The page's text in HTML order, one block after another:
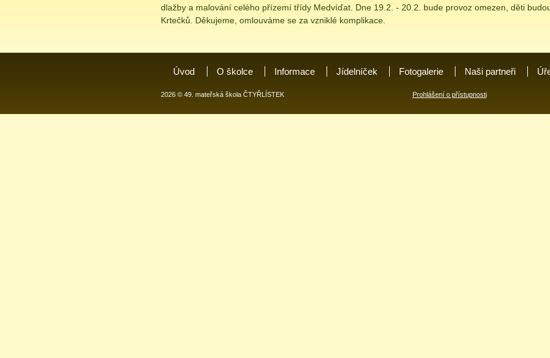
dlažby a malování celého přízemí třídy Medvíďat. Dne 19.2. - 20.2. bude provoz omezen, děti
Krtečků. Děkujeme, omlouváme se za vzniklé komplikace.
Úvod O školce Informace Jídelníček Fotogalerie Naši partneři
2026 © 49. mateřská škola ČTYŘLÍSTEK Prohlášení o přístupnosti